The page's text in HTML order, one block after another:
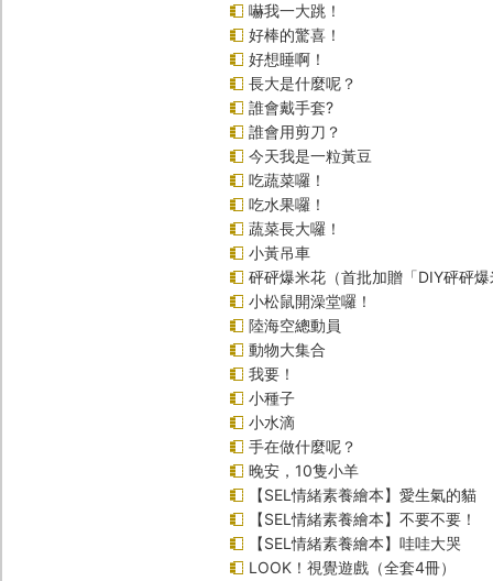
嚇我一大跳！
好棒的驚喜！
好想睡啊！
長大是什麼呢？
誰會戴手套?
誰會用剪刀？
今天我是一粒黃豆
吃蔬菜囉！
吃水果囉！
蔬菜長大囉！
小黃吊車
砰砰爆米花（首批加贈「DIY砰砰
小松鼠開澡堂囉！
陸海空總動員
動物大集合
我要！
小種子
小水滴
手在做什麼呢？
晚安，10隻小羊
【SEL情緒素養繪本】愛生氣的貓
【SEL情緒素養繪本】不要不要！
【SEL情緒素養繪本】哇哇大哭
LOOK！視覺遊戲（全套4冊）